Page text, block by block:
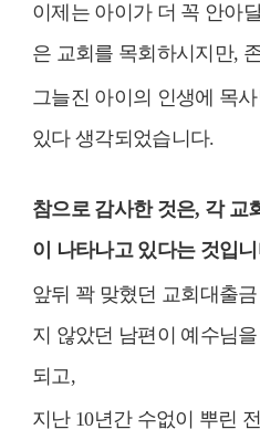
이제는 아이가 더 꼭 안아
은 교회를 목회하시지만,
그늘진 아이의 인생에 목
있다 생각되었습니다.
참으로 감사한 것은, 각 교
이 나타나고 있다는 것입
앞뒤 꽉 맞혔던 교회대출
지 않았던 남편이 예수님
되고 ,
지난 10년간 수없이 뿌린